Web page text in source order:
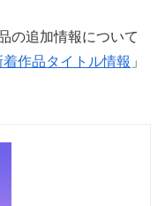
の追加情報について
作品タイトル情報 」